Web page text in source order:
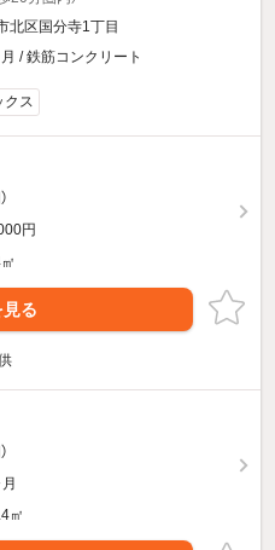
北区国分寺1丁目
/ 鉄筋コンクリート
クス
円
る
㎡